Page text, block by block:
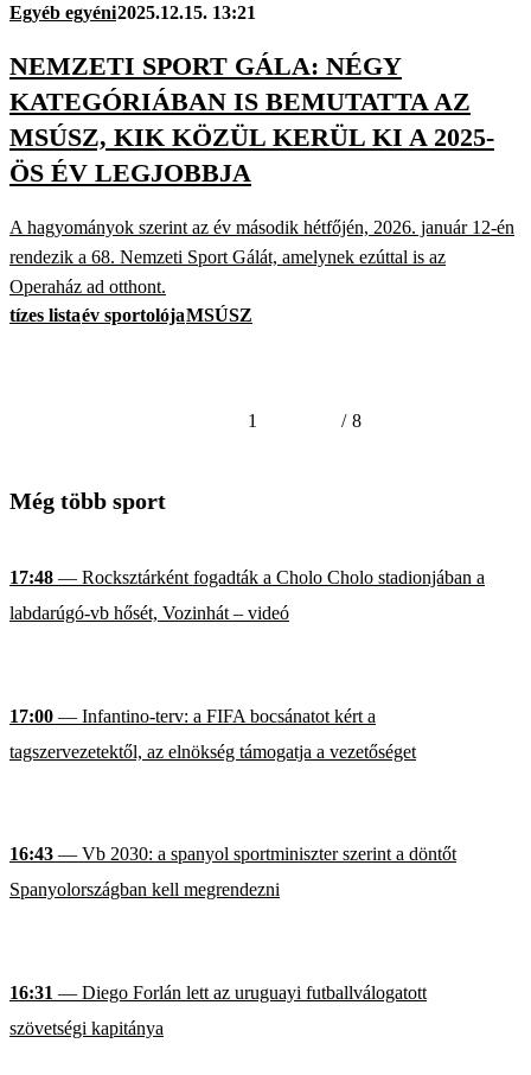
Egyéb egyéni2025.12.15. 13:21
NEMZETI SPORT GÁLA: NÉGY
KATEGÓRIÁBAN IS BEMUTATTA AZ
MSÚSZ, KIK KÖZÜL KERÜL KI A 2025-
ÖS ÉV LEGJOBBJA
A hagyományok szerint az év második hétfőjén, 2026. január 12-én
rendezik a 68. Nemzeti Sport Gálát, amelynek ezúttal is az
Operaház ad otthont.
tízes listaév sportolójaMSÚSZ
1 / 8
Még több sport
17:48 — Rocksztárként fogadták a Cholo Cholo stadionjában a
labdarúgó-vb hősét, Vozinhát – videó
17:00 — Infantino-terv: a FIFA bocsánatot kért a
tagszervezetektől, az elnökség támogatja a vezetőséget
16:43 — Vb 2030: a spanyol sportminiszter szerint a döntőt
Spanyolországban kell megrendezni
16:31 — Diego Forlán lett az uruguayi futballválogatott
szövetségi kapitánya